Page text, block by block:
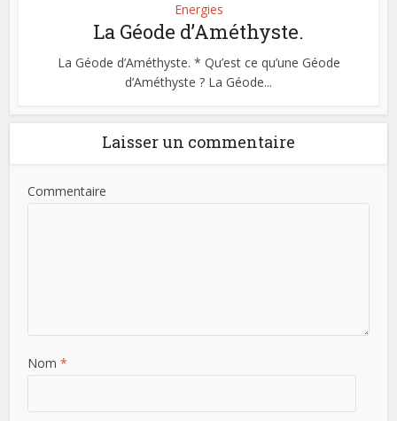
Energies
La Géode d’Améthyste.
La Géode d’Améthyste. * Qu’est ce qu’une Géode
d’Améthyste ? La Géode...
Laisser un commentaire
Commentaire
Nom*